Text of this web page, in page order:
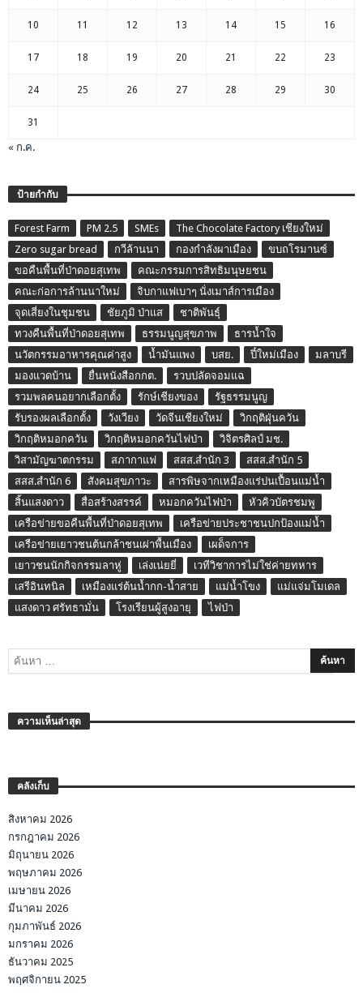
10 11 12 13 14 15 16
17 18 19 20 21 22 23
24 25 26 27 28 29 30
31
« ก.ค.
ป้ายกำกับ
Forest Farm PM 2.5 SMEs
The Chocolate Factory เชียงใหม่
Zero sugar bread
กวีล้านนา กองกำลังผาเมือง
ขบถโรมานซ์
ขอคืนพื้นที่ป่าดอยสุเทพ
คณะกรรมการสิทธิมนุษยชน
คณะก่อการล้านนาใหม่
จิบกาแฟเบาๆ นั่งเมาส์การเมือง
จุดเสี่ยงในชุมชน
ชัยภูมิ ป่าแส
ชาติพันธุ์
ทวงคืนพื้นที่ป่าดอยสุเทพ
ธรรมนูญสุขภาพ
ธารน้ำใจ
นวัตกรรมอาหารคุณค่าสูง
น้ำมันแพง บสย. ปี๋ใหม่เมือง
มลาบรี
มองแวดบ้าน
ยื่นหนังสือกกต.
รวบปลัดจอมแฉ
รวมพลคนอยากเลือกตั้ง
รักษ์เชียงของ
รัฐธรรมนูญ
รับรองผลเลือกตั้ง
วังเวียง วัดจีนเชียงใหม่
วิกฤติฝุ่นควัน
วิกฤติหมอกควัน
วิกฤติหมอกควันไฟป่า
วิจิตรศิลป์ มช.
วิสามัญฆาตกรรม
สภากาแฟ สสส.สำนัก 3
สสส.สำนัก 5
สสส.สำนัก 6
สังคมสุขภาวะ
สารพิษจากเหมืองแร่ปนเปื้อนแม่น้ำ
สิ้นแสงดาว
สื่อสร้างสรรค์ หมอกควันไฟป่า
หัวคิวบัตรชมพู
เครือข่ายขอคืนพื้นที่ป่าดอยสุเทพ
เครือข่ายประชาชนปกป้องแม่น้ำ
เครือข่ายเยาวชนต้นกล้าชนเผ่าพื้นเมือง
เผด็จการ
เยาวชนนักกิจกรรมลาหู่
เล่งเน่ยยี่
เวทีวิชาการไม่ใช่ค่ายทหาร
เสรีอินทนิล
เหมืองแร่ต้นน้ำกก-น้ำสาย แม่น้ำโขง
แม่แจ่มโมเดล
แสงดาว ศรัทธามั่น
โรงเรียนผู้สูงอายุ ไฟป่า
ความเห็นล่าสุด
คลังเก็บ
สิงหาคม 2026
กรกฎาคม 2026
มิถุนายน 2026
พฤษภาคม 2026
เมษายน 2026
มีนาคม 2026
กุมภาพันธ์ 2026
มกราคม 2026
ธันวาคม 2025
พฤศจิกายน 2025